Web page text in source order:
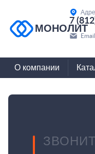
МОНОЛИТ
7
О компании